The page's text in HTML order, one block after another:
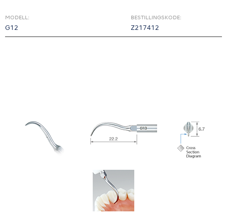
MODELL:
G12
BESTILLINGSKODE:
Z217412